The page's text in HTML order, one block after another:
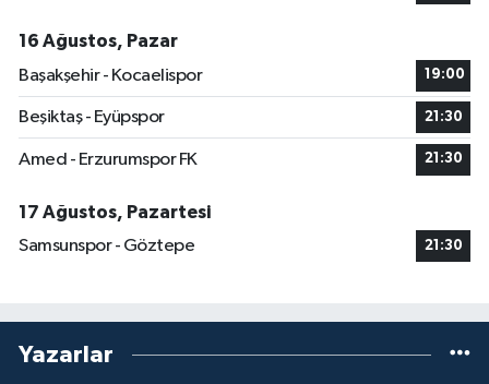
16 Ağustos, Pazar
Başakşehir - Kocaelispor
19:00
Beşiktaş - Eyüpspor 21:30
Amed - Erzurumspor FK 21:30
17 Ağustos, Pazartesi
Samsunspor - Göztepe
21:30
Yazarlar